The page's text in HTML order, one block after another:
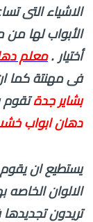
الاشياء التى
الأبواب لها
أختيار .معلم
فى مهنتة كما
بشاير جدةتقوم
دهان ابواب
يستطيع ان يقوم
الالوان الخاصه
تريدون